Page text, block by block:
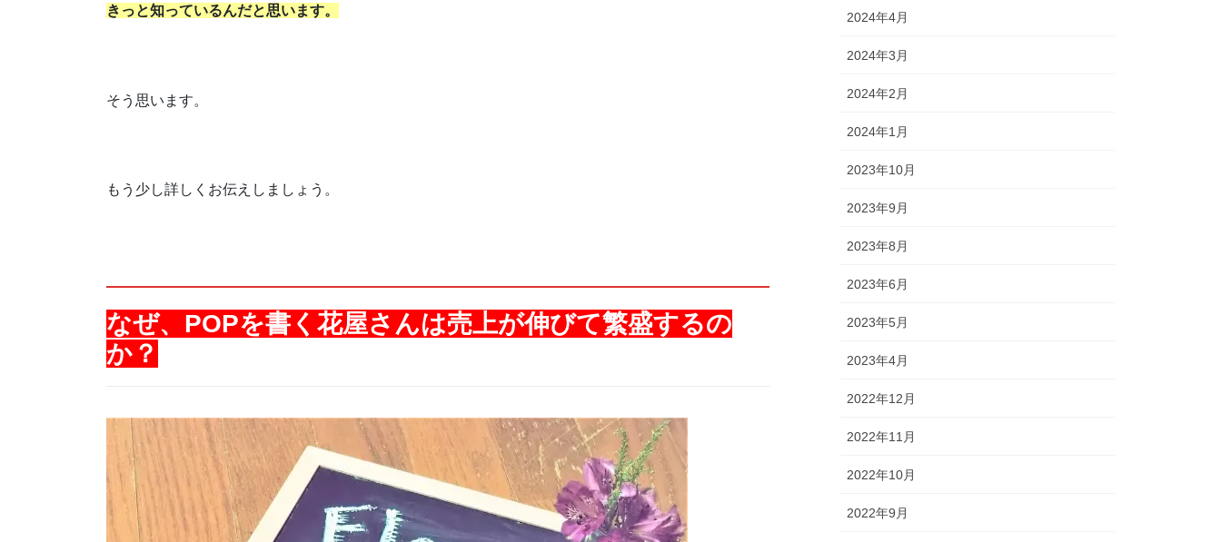
きっと知っているんだと思います。
そう思います。
もう少し詳しくお伝えしましょう。
なぜ、POPを書く花屋さんは売上が伸びて繁盛するの
か？
2024年4月
2024年3月
2024年2月
2024年1月
2023年10月
2023年9月
2023年8月
2023年6月
2023年5月
2023年4月
2022年12月
2022年11月
2022年10月
2022年9月